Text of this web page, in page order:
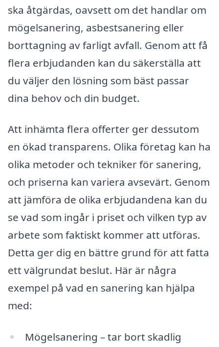
ska åtgärdas, oavsett om det handlar om
mögelsanering, asbestsanering eller
borttagning av farligt avfall. Genom att få
flera erbjudanden kan du säkerställa att
du väljer den lösning som bäst passar
dina behov och din budget.
Att inhämta flera offerter ger dessutom
en ökad transparens. Olika företag kan ha
olika metoder och tekniker för sanering,
och priserna kan variera avsevärt. Genom
att jämföra de olika erbjudandena kan du
se vad som ingår i priset och vilken typ av
arbete som faktiskt kommer att utföras.
Detta ger dig en bättre grund för att fatta
ett välgrundat beslut. Här är några
exempel på vad en sanering kan hjälpa
med:
Mögelsanering – tar bort skadlig